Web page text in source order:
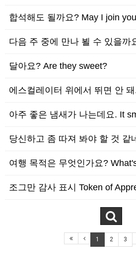
합석해도 될까요? May I join
다음 주 중에 만나 뵐 수 있을까요? Could we
달아요? Are they sweet?
에스컬레이터 위에서 뛰면 안 돼. You’re
아주 좋은 냄새가 나는데요. It
당신하고 좀 따져 봐야 할 것 같네요! I
여행 목적은 무엇인가요? What's the
조그만 감사 표시 Token of
1 2 3